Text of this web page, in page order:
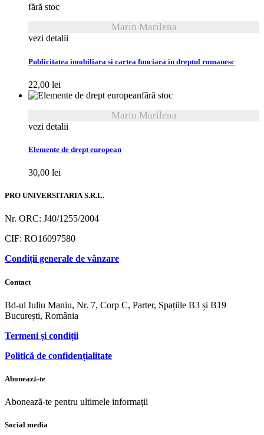
fără stoc
Marin Marilena
vezi detalii
Publicitatea imobiliara si cartea funciara in dreptul romanesc
22,00 lei
fără stoc
Marin Marilena
vezi detalii
Elemente de drept european
30,00 lei
PRO UNIVERSITARIA S.R.L.
Nr. ORC: J40/1255/2004
CIF: RO16097580
Condiții generale de vânzare
Contact
Bd-ul Iuliu Maniu, Nr. 7, Corp C, Parter, Spațiile B3 și B19
București, România
Termeni și condiții
Politică de confidențialitate
Abonează-te
Abonează-te pentru ultimele informații
Social media